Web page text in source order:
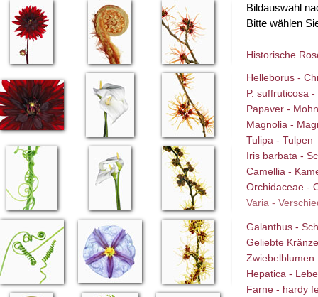
Bildauswahl
Bitte wählen
Historische
Helleborus -
P. suffruticosa
Papaver - Mohn
Magnolia -
Tulipa - Tulpen
Iris barbata -
Camellia -
Orchidaceae -
Varia -
Galanthus -
Geliebte Kränze
Zwiebelblumen
Hepatica -
Farne - hardy